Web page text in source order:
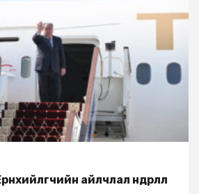
айлчлал өндөрлөлөө